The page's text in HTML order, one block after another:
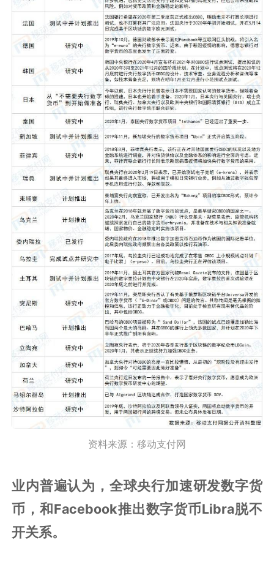
资料来源：移动支付网
业内普遍认为，全球央行加速研发数字货
币，和Facebook推出数字货币Libra脱不
开关系。